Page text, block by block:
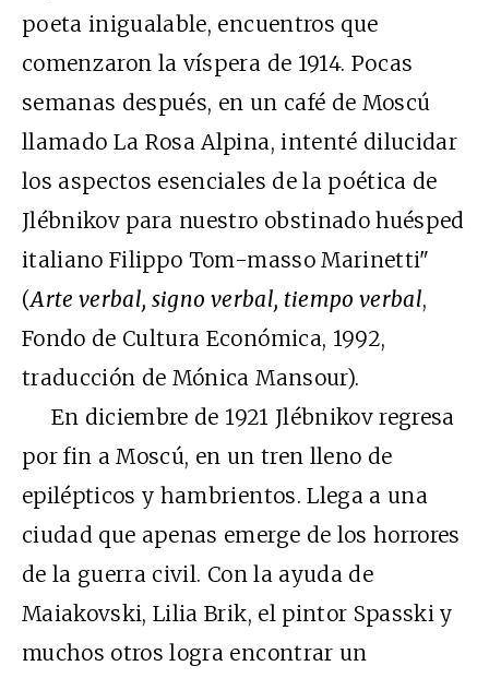
poeta inigualable, encuentros que
comenzaron la víspera de 1914. Pocas
semanas después, en un café de Moscú
llamado La Rosa Alpina, intenté dilucidar
los aspectos esenciales de la poética de
Jlébnikov para nuestro obstinado huésped
italiano Filippo Tom-masso Marinetti"
(Arte verbal, signo verbal, tiempo verbal,
Fondo de Cultura Económica, 1992,
traducción de Mónica Mansour).
En diciembre de 1921 Jlébnikov regresa
por fin a Moscú, en un tren lleno de
epilépticos y hambrientos. Llega a una
ciudad que apenas emerge de los horrores
de la guerra civil. Con la ayuda de
Maiakovski, Lilia Brik, el pintor Spasski y
muchos otros logra encontrar un